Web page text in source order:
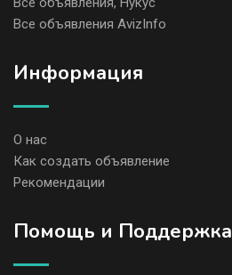
Все объявления AvizInfo
Информация
О нас
Как создать объявление
Рекомендации
Помощь и Поддержка